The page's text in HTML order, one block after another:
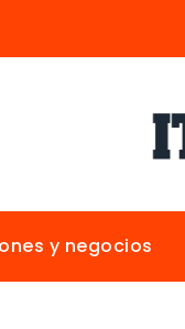
y negocios